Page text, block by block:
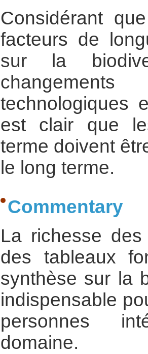
Considérant
facteurs de
sur la
technologiques
est clair que
terme doivent
le long terme.
Commentary
La richesse
des tableaux
synthèse sur la
indispensable
personnes
domaine.